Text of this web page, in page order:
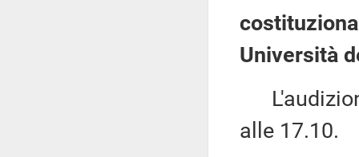
Università
alle 17.10.